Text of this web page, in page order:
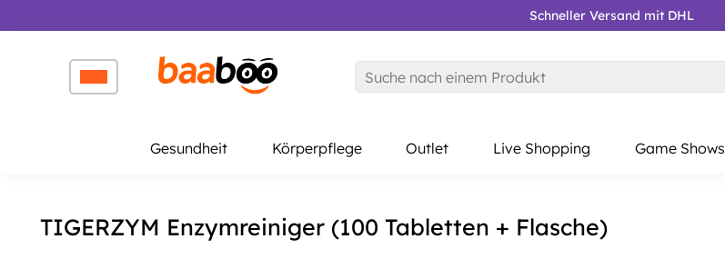
Schneller Versand mit DHL
Gratis Lieferung AB 39 €*
Gesundheit Körperpflege Outlet Live Shopping Game Shows
TIGERZYM Enzymreiniger (100 Tabletten + Flasche)